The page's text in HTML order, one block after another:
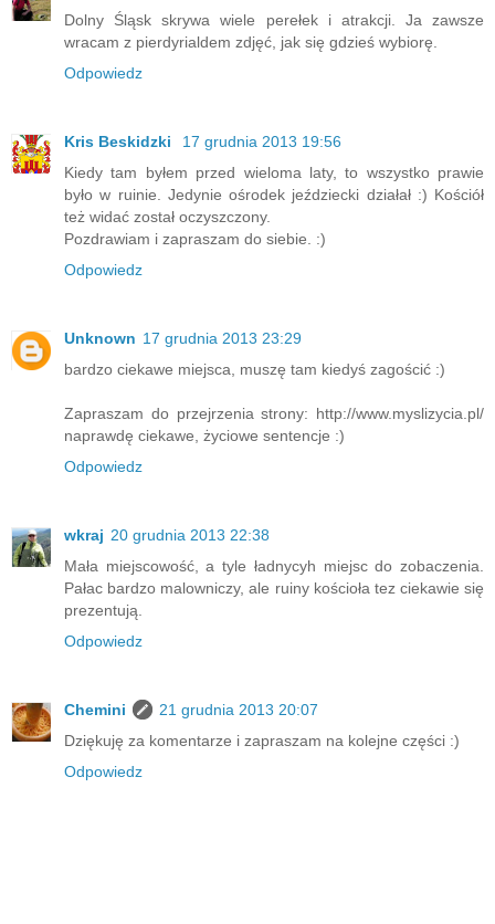
Dolny Śląsk skrywa wiele perełek i atrakcji. Ja zawsze
wracam z pierdyrialdem zdjęć, jak się gdzieś wybiorę.
Odpowiedz
Kris Beskidzki
17 grudnia 2013 19:56
Kiedy tam byłem przed wieloma laty, to wszystko prawie
było w ruinie. Jedynie ośrodek jeździecki działał :) Kościół
też widać został oczyszczony.
Pozdrawiam i zapraszam do siebie. :)
Odpowiedz
Unknown 17 grudnia 2013 23:29
bardzo ciekawe miejsca, muszę tam kiedyś zagościć :)
Zapraszam do przejrzenia strony: http://www.myslizycia.pl/
naprawdę ciekawe, życiowe sentencje :)
Odpowiedz
wkraj 20 grudnia 2013 22:38
Mała miejscowość, a tyle ładnycyh miejsc do zobaczenia.
Pałac bardzo malowniczy, ale ruiny kościoła tez ciekawie się
prezentują.
Odpowiedz
Chemini
21 grudnia 2013 20:07
Dziękuję za komentarze i zapraszam na kolejne części :)
Odpowiedz